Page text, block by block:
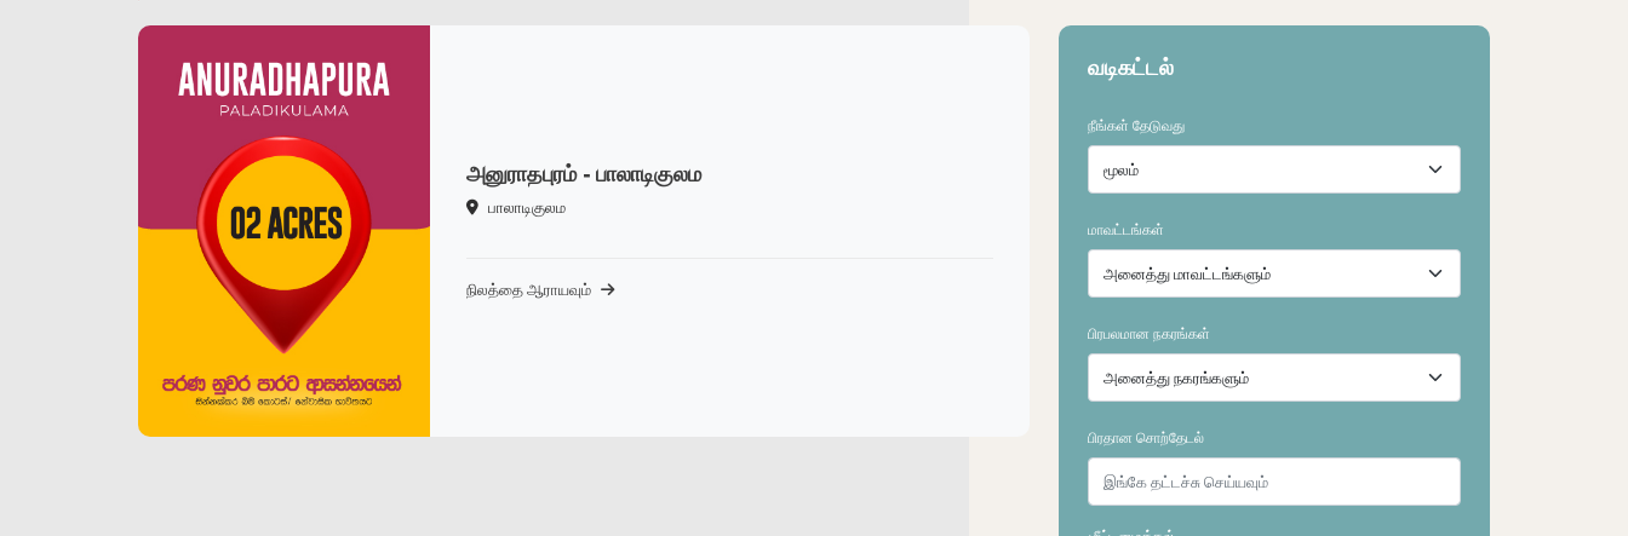
அனுராதபுரம் - பாலாடிகுலம
பாலாடிகுலம
நிலத்தை ஆராயவும்
வடிகட்டல்
நீங்கள் தேடுவது
மாவட்டங்கள்
பிரபலமான நகரங்கள்
பிரதான சொற்தேடல்